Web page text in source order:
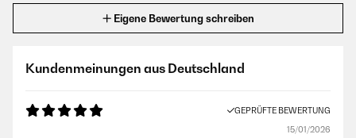
Eigene Bewertung schreiben
Kundenmeinungen aus Deutschland
GEPRÜFTE BEWERTUNG
15/01/2026